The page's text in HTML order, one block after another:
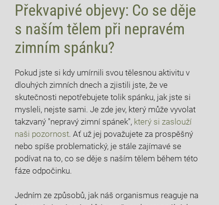
Překvapivé objevy: Co se děje
s naším tělem při nepravém
zimním spánku?
Pokud jste si kdy umírnili svou tělesnou aktivitu v
dlouhých zimních dnech a zjistili jste, že ve
skutečnosti nepotřebujete tolik spánku, jak jste si
mysleli, nejste sami. Je zde jev, který může vyvolat
takzvaný "nepravý zimní spánek", který si zaslouží
naši pozornost. Ať už jej považujete za prospěšný
nebo spíše problematický, je stále zajímavé se
podívat na to, co se děje s naším tělem během této
fáze odpočinku.
Jedním ze způsobů, jak náš organismus reaguje na